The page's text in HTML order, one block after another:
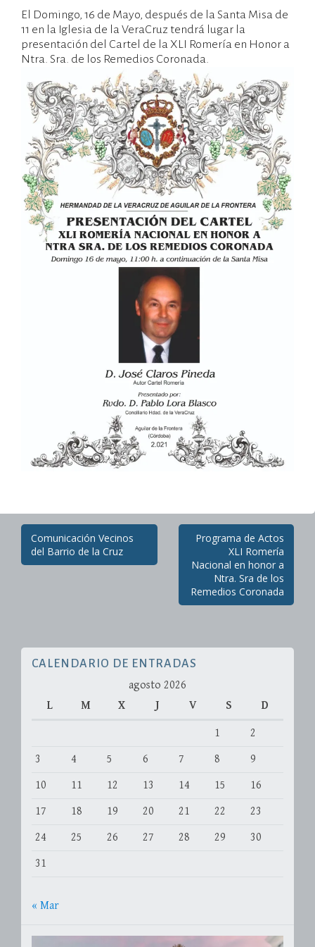
12/05/2021
Administradorweb
Noticias
Hdad
El Domingo, 16 de Mayo, después de la Santa Misa de
11 en la Iglesia de la VeraCruz tendrá lugar la
presentación del Cartel de la XLI Romería en Honor a
Ntra. Sra. de los Remedios Coronada.
Post
navigation
Comunicación Vecinos
del Barrio de la Cruz
Programa de Actos
XLI Romería
Nacional en honor a
Ntra. Sra de los
Remedios Coronada
CALENDARIO DE ENTRADAS
agosto 2026
L
M X J V S D
1
2
3
4 5 6 7 8
9
10
11 12 13 14 15
16
17
18 19 20 21 22
23
24
25 26 27 28 29
30
31
« Mar